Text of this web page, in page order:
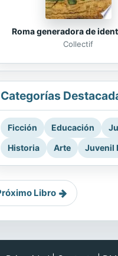
Roma generadora de
Collectif
Categorías
Ficción Educación
Historia
Arte Juvenil
Libro